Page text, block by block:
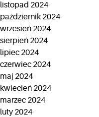
listopad 2024
październik 2024
wrzesień 2024
sierpień 2024
lipiec 2024
czerwiec 2024
maj 2024
kwiecień 2024
marzec 2024
luty 2024